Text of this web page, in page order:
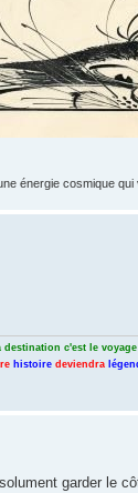
énergie cosmique qui
destination c'est le
histoire deviendra
garder le